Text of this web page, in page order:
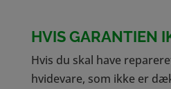
HVIS GARANTIEN
Hvis du skal have
hvidevare, som ikke er